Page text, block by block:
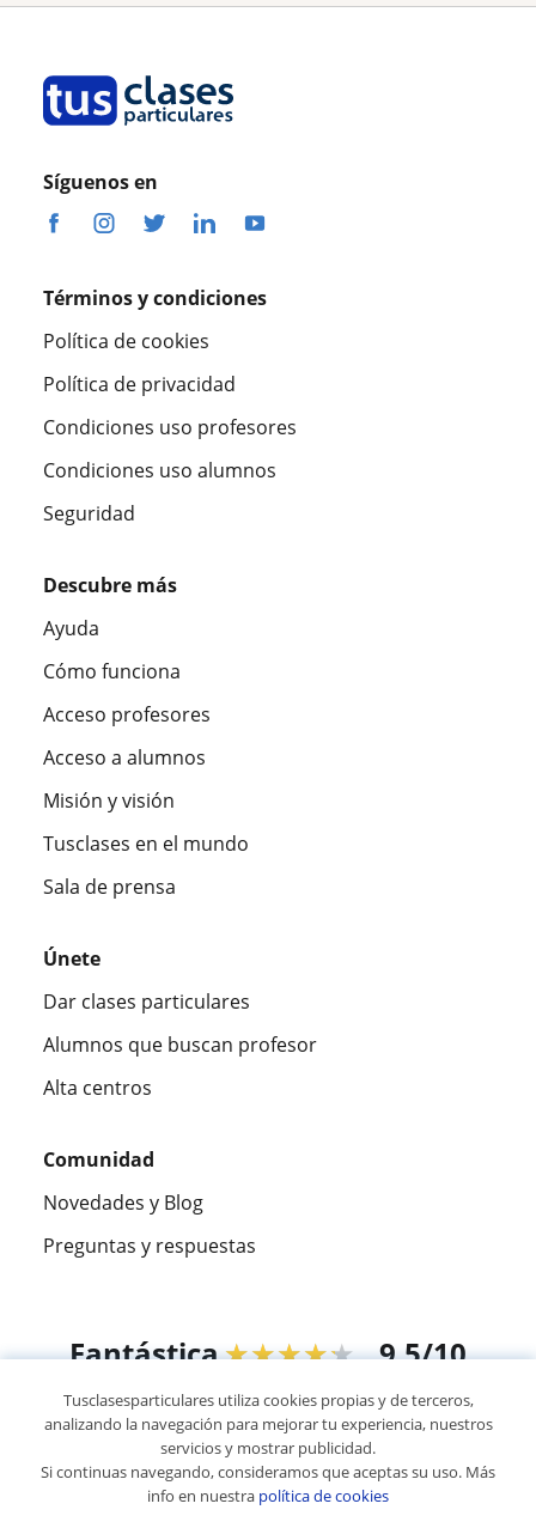
Síguenos en
Términos y condiciones
Política de cookies
Política de privacidad
Condiciones uso profesores
Condiciones uso alumnos
Seguridad
Descubre más
Ayuda
Cómo funciona
Acceso profesores
Acceso a alumnos
Misión y visión
Tusclases en el mundo
Sala de prensa
Únete
Dar clases particulares
Alumnos que buscan profesor
Alta centros
Comunidad
Novedades y Blog
Preguntas y respuestas
Fantástica★★★★★ 9,5/10
305915opiniones de alumnos
© 2007 - 2026 Tus clases particulares
Tusclasesparticulares utiliza cookies propias y de terceros,
analizando la navegación para mejorar tu experiencia, nuestros
servicios y mostrar publicidad.
Si continuas navegando, consideramos que aceptas su uso. Más
info en nuestra política de cookies